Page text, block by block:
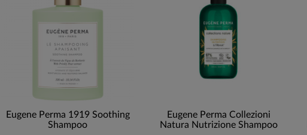
Eugene Perma 1919 Soothing
Shampoo
Eugene Perma Collezioni
Natura Nutrizione Shampoo